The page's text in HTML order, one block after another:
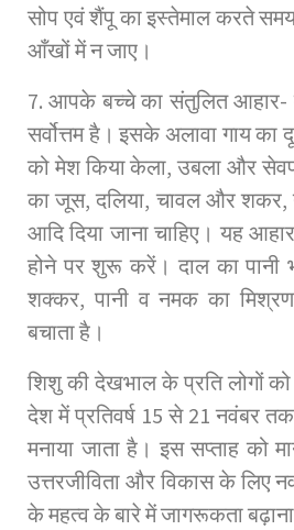
सोप एवं शैंपू का इस्तेमाल करते
आँखों में न जाए।
7. आपके बच्चे का संतुलित आहार-
सर्वोत्तम है। इसके अलावा गाय
को मेश किया केला, उबला और
का जूस, दलिया, चावल और शकर,
आदि दिया जाना चाहिए। यह
होने पर शुरू करें। दाल का पानी
शक्कर, पानी व नमक का
बचाता है।
शिशु की देखभाल के प्रति लोगों
देश में प्रतिवर्ष 15 से 21 नवंबर
मनाया जाता है। इस सप्ताह को
उत्तरजीविता और विकास के लिए
के महत्व के बारे में जागरूकता